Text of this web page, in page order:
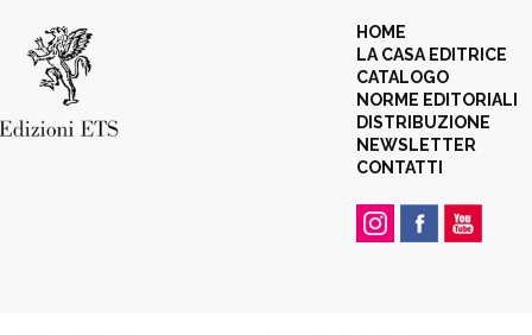
HOME
LA CASA EDITRICE
CATALOGO
NORME EDITORIALI
DISTRIBUZIONE
NEWSLETTER
CONTATTI